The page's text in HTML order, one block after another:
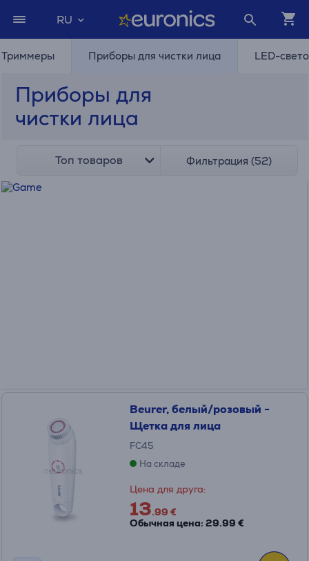
RU
Триммеры Приборы для чистки лица LED-
Приборы для
чистки лица
Топ товаров Фильтрация (52)
Beurer, белый/розовый -
Щетка для лица
FC45
На складе
Цена для друга:
13.99 €
Обычная цена: 29.99 €